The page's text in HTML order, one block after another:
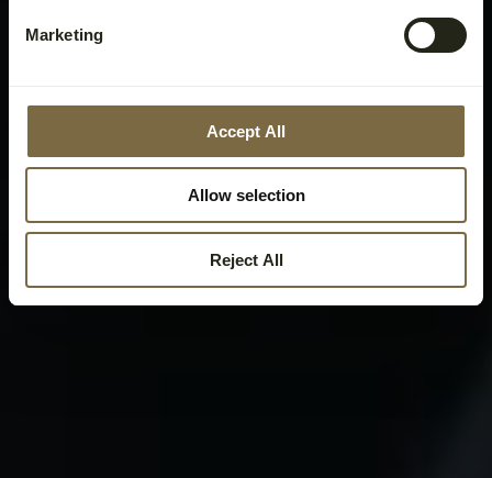
Marketing
Accept All
Allow selection
Reject All